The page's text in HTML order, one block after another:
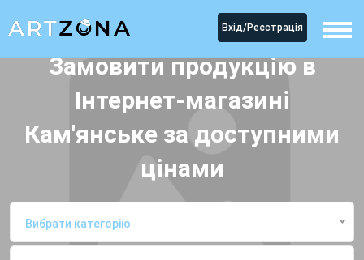
Вхід/Реєстрація
Замовити продукцію в
Інтернет-магазині
Кам'янське за доступними
цінами
Вибрати категорію